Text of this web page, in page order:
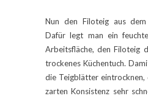
Nun den Filoteig aus dem
Dafür legt man ein
Arbeitsfläche, den Filoteig
trockenes Küchentuch.
die Teigblätter
zarten Konsistenz sehr